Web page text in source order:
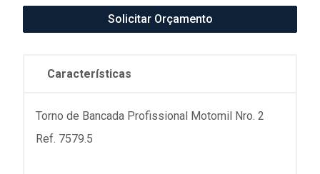
Solicitar Orçamento
Características
Torno de Bancada Profissional Motomil Nro. 2
Ref. 7579.5